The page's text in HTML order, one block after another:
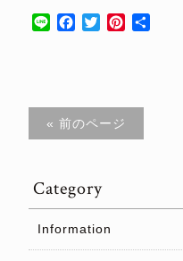
Line Facebook
TwitterPinterest
« 前のページ
Category
Information